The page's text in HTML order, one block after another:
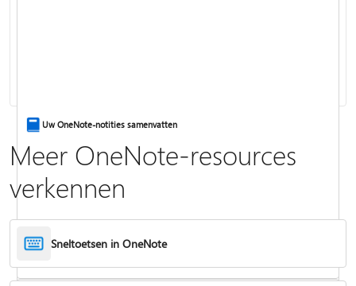
Uw OneNote-notities samenvatten
Meer OneNote-resources
verkennen
Sneltoetsen in OneNote